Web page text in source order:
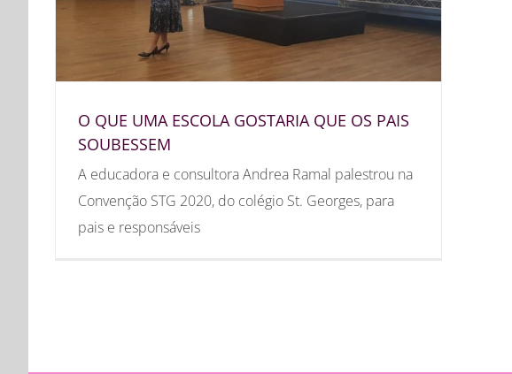
O QUE UMA ESCOLA GOSTARIA QUE OS PAIS
SOUBESSEM
A educadora e consultora Andrea Ramal palestrou na
Convenção STG 2020, do colégio St. Georges, para
pais e responsáveis